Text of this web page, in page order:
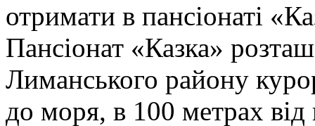
отримати в пансіонаті
Пансіонат «Казка»
Лиманського району
до моря, в 100 метрах